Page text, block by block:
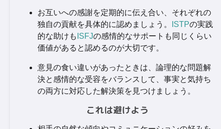
お互いへの感謝を定期的に伝え合い、それぞれの
独自の貢献を具体的に認めましょう。
ISTPの実践
的な助けも ISFJの感情的なサポートも同じくらい
価値があると認めるのが大切です。
意見の食い違いがあったときは、論理的な問題解
決と感情的な受容をバランスして、事実と気持ち
の両方に対応した解決策を見つけましょう。
これは避けよう